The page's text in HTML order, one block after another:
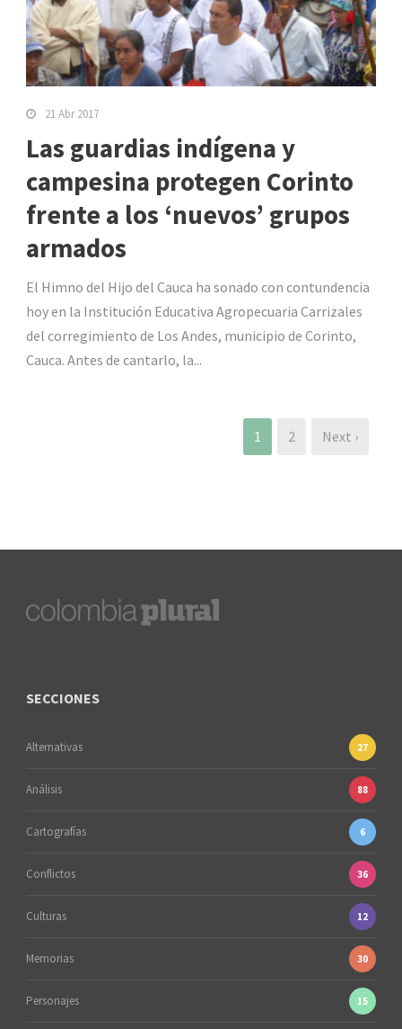
21 Abr 2017
Las guardias indígena y
campesina protegen Corinto
frente a los ‘nuevos’ grupos
armados
El Himno del Hijo del Cauca ha sonado con contundencia
hoy en la Institución Educativa Agropecuaria Carrizales
del corregimiento de Los Andes, municipio de Corinto,
Cauca. Antes de cantarlo, la...
1 2 Next ›
SECCIONES
Alternativas 27
Análisis 88
Cartografías 6
Conflictos 36
Culturas 12
Memorias 30
Personajes 15